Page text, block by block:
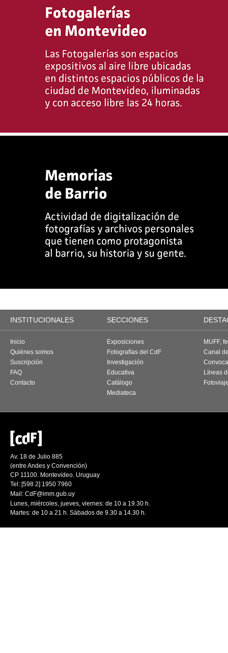
INSTITUCIONALES SECCIONES
Inicio
Quiénes somos
Suscripción
FAQ
Contacto
Exposiciones
Fotografías del CdF
Investigación
Educativa
Catálogo
Mediateca
MUFF,
Canal
Líneas
Av. 18 de Julio 885
(entre Andes y Convención)
CP 11100. Montevideo. Uruguay
Tel: [598 2] 1950 7960
Mail: CdF@imm.gub.uy
Lunes, miércoles, jueves, viernes: de 10 a 19.30 h.
Martes: de 10 a 21 h. Sábados de 9.30 a 14.30 h.